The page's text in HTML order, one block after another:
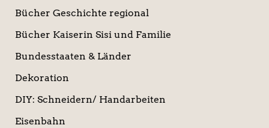
Bücher Geschichte regional
Bücher Kaiserin Sisi und Familie
Bundesstaaten & Länder
Dekoration
DIY: Schneidern/ Handarbeiten
Eisenbahn